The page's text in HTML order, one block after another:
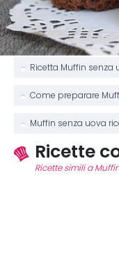
Ricetta Muffin senza
Come preparare
Muffin senza uova
Ricette
Ricette simili a